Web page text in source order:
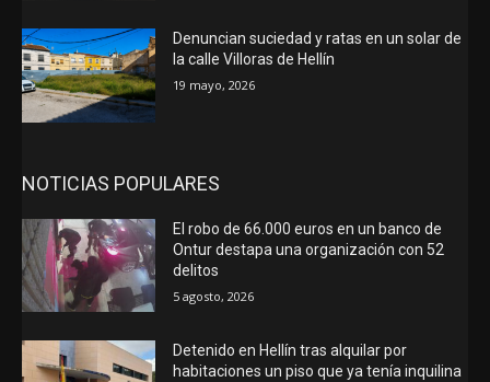
Denuncian suciedad y ratas en un solar de
la calle Villoras de Hellín
19 mayo, 2026
NOTICIAS POPULARES
El robo de 66.000 euros en un banco de
Ontur destapa una organización con 52
delitos
5 agosto, 2026
Detenido en Hellín tras alquilar por
habitaciones un piso que ya tenía inquilina